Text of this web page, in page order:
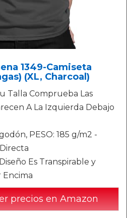
1349-Camiseta
(XL, Charcoal)
Talla Comprueba Las
A La Izquierda Debajo
PESO: 185 g/m2 -
Es Transpirable y
precios en Amazon